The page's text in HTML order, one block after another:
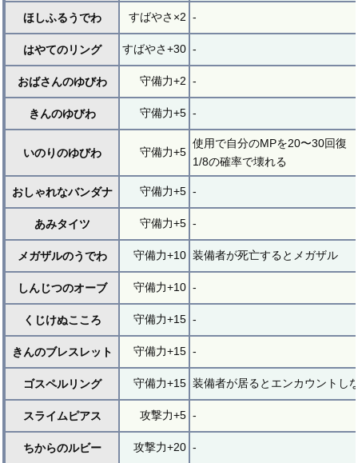
ほしふるうでわ すばやさ×2 -
はやてのリング すばやさ+30 -
おばさんのゆびわ 守備力+2 -
きんのゆびわ 守備力+5 -
いのりのゆびわ 守備力+5
使用で自分のMPを20〜30回復
1/8の確率で壊れる
おしゃれなバンダナ 守備力+5 -
あみタイツ 守備力+5 -
メガザルのうでわ 守備力+10 装備者が死亡するとメガザル
しんじつのオーブ 守備力+10 -
くじけぬこころ 守備力+15 -
きんのブレスレット 守備力+15 -
ゴスペルリング 守備力+15 装備者が居るとエンカウントし
スライムピアス 攻撃力+5 -
ちからのルビー 攻撃力+20 -